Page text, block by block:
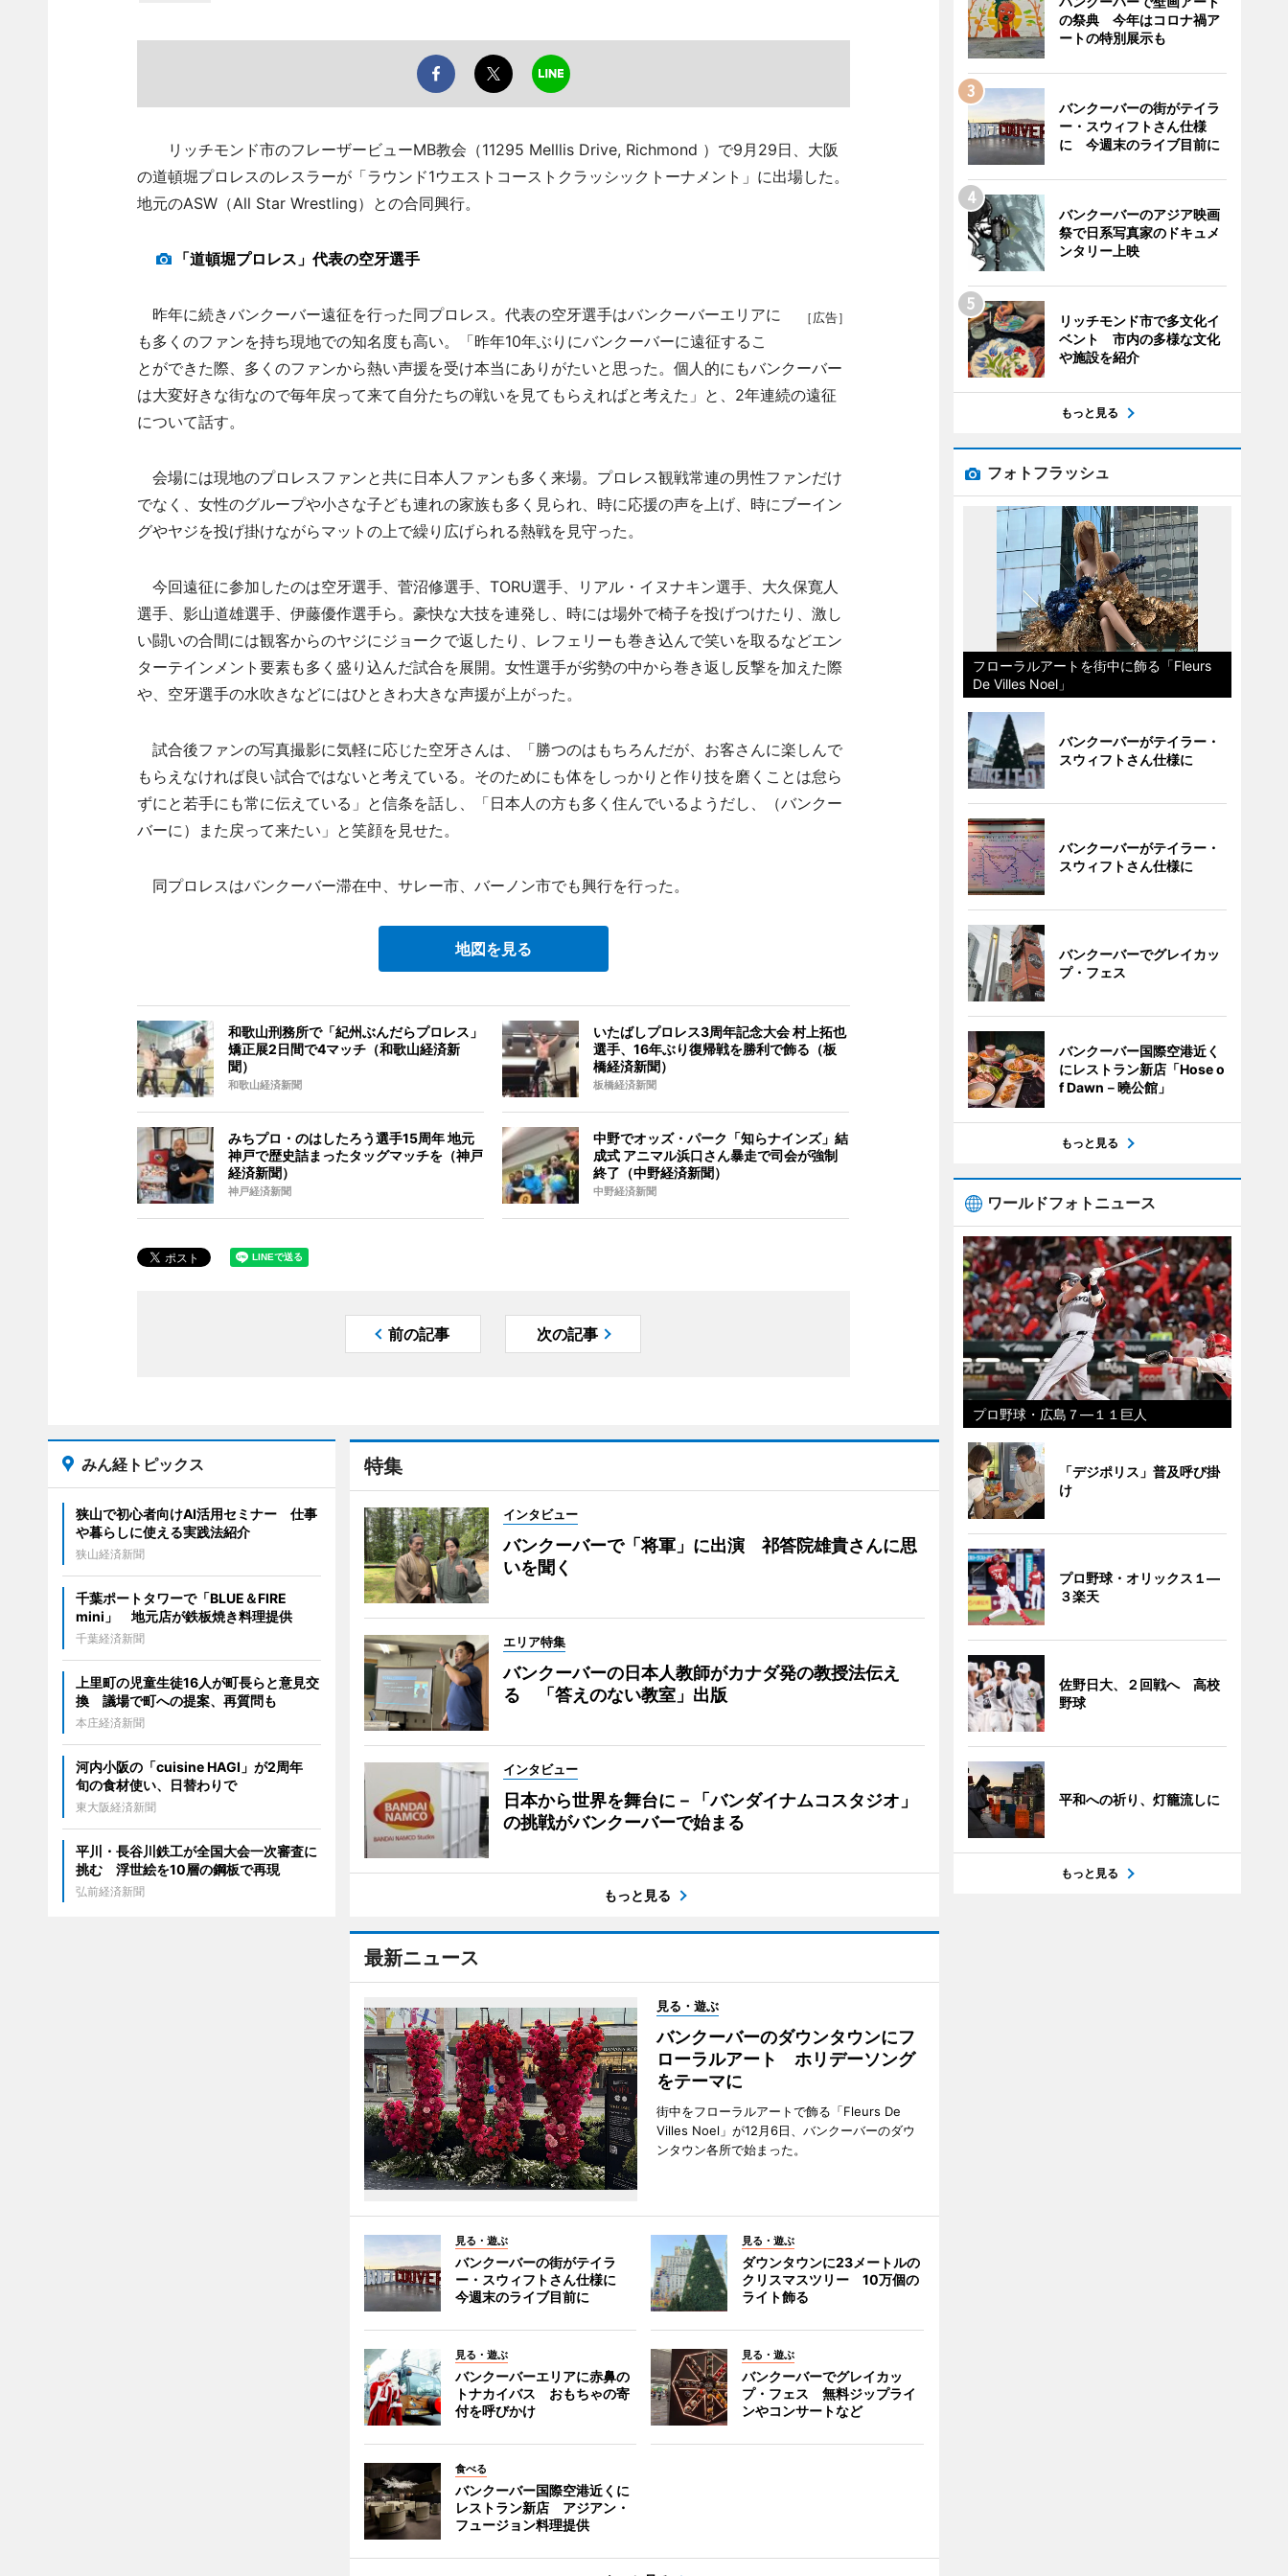
リッチモンド市のフレーザービューMB教会（11295 Melllis Drive, Richmond ）で9月29日、大阪
の道頓堀プロレスのレスラーが「ラウンド1ウエストコーストクラッシックトーナメント」に出場した。
地元のASW（All Star Wrestling）との合同興行。
「道頓堀プロレス」代表の空牙選手
［広告］
昨年に続きバンクーバー遠征を行った同プロレス。代表の空牙選手はバンクーバーエリアに
も多くのファンを持ち現地での知名度も高い。「昨年10年ぶりにバンクーバーに遠征するこ
とができた際、多くのファンから熱い声援を受け本当にありがたいと思った。個人的にもバンクーバー
は大変好きな街なので毎年戻って来て自分たちの戦いを見てもらえればと考えた」と、2年連続の遠征
について話す。
会場には現地のプロレスファンと共に日本人ファンも多く来場。プロレス観戦常連の男性ファンだけ
でなく、女性のグループや小さな子ども連れの家族も多く見られ、時に応援の声を上げ、時にブーイン
グやヤジを投げ掛けながらマットの上で繰り広げられる熱戦を見守った。
今回遠征に参加したのは空牙選手、菅沼修選手、TORU選手、リアル・イヌナキン選手、大久保寛人
選手、影山道雄選手、伊藤優作選手ら。豪快な大技を連発し、時には場外で椅子を投げつけたり、激し
い闘いの合間には観客からのヤジにジョークで返したり、レフェリーも巻き込んで笑いを取るなどエン
ターテインメント要素も多く盛り込んだ試合を展開。女性選手が劣勢の中から巻き返し反撃を加えた際
や、空牙選手の水吹きなどにはひときわ大きな声援が上がった。
試合後ファンの写真撮影に気軽に応じた空牙さんは、「勝つのはもちろんだが、お客さんに楽しんで
もらえなければ良い試合ではないと考えている。そのためにも体をしっかりと作り技を磨くことは怠ら
ずにと若手にも常に伝えている」と信条を話し、「日本人の方も多く住んでいるようだし、（バンクー
バーに）また戻って来たい」と笑顔を見せた。
同プロレスはバンクーバー滞在中、サレー市、バーノン市でも興行を行った。
地図を見る
和歌山刑務所で「紀州ぶんだらプロレス」
矯正展2日間で4マッチ（和歌山経済新
聞）
和歌山経済新聞
いたばしプロレス3周年記念大会 村上拓也
選手、16年ぶり復帰戦を勝利で飾る（板
橋経済新聞）
板橋経済新聞
みちプロ・のはしたろう選手15周年 地元
神戸で歴史詰まったタッグマッチを（神戸
経済新聞）
神戸経済新聞
中野でオッズ・パーク「知らナインズ」結
成式 アニマル浜口さん暴走で司会が強制
終了（中野経済新聞）
中野経済新聞
前の記事 次の記事
特集
インタビュー
バンクーバーで「将軍」に出演 祁答院雄貴さんに思
いを聞く
エリア特集
バンクーバーの日本人教師がカナダ発の教授法伝え
る 「答えのない教室」出版
インタビュー
日本から世界を舞台に－「バンダイナムコスタジオ」
の挑戦がバンクーバーで始まる
もっと見る
最新ニュース
見る・遊ぶ
バンクーバーのダウンタウンにフ
ローラルアート ホリデーソング
をテーマに
街中をフローラルアートで飾る「Fleurs De
Villes Noel」が12月6日、バンクーバーのダウ
ンタウン各所で始まった。
見る・遊ぶ
バンクーバーの街がテイラ
ー・スウィフトさん仕様に
今週末のライブ目前に
見る・遊ぶ
ダウンタウンに23メートルの
クリスマスツリー 10万個の
ライト飾る
見る・遊ぶ
バンクーバーエリアに赤鼻の
トナカイバス おもちゃの寄
付を呼びかけ
見る・遊ぶ
バンクーバーでグレイカッ
プ・フェス 無料ジップライ
ンやコンサートなど
食べる
バンクーバー国際空港近くに
レストラン新店 アジアン・
フュージョン料理提供
みん経トピックス
狭山で初心者向けAI活用セミナー 仕事
や暮らしに使える実践法紹介
狭山経済新聞
千葉ポートタワーで「BLUE＆FIRE
mini」 地元店が鉄板焼き料理提供
千葉経済新聞
上里町の児童生徒16人が町長らと意見交
換 議場で町への提案、再質問も
本庄経済新聞
河内小阪の「cuisine HAGI」が2周年
旬の食材使い、日替わりで
東大阪経済新聞
平川・長谷川鉄工が全国大会一次審査に
挑む 浮世絵を10層の鋼板で再現
弘前経済新聞
の祭典 今年はコロナ禍ア
ートの特別展示も
バンクーバーの街がテイラ
ー・スウィフトさん仕様
に 今週末のライブ目前に
バンクーバーのアジア映画
祭で日系写真家のドキュメ
ンタリー上映
リッチモンド市で多文化イ
ベント 市内の多様な文化
や施設を紹介
もっと見る
フォトフラッシュ
フローラルアートを街中に飾る「Fleurs
De Villes Noel」
バンクーバーがテイラー・
スウィフトさん仕様に
バンクーバーがテイラー・
スウィフトさん仕様に
バンクーバーでグレイカッ
プ・フェス
バンクーバー国際空港近く
にレストラン新店「Hose o
f Dawn－曉公館」
もっと見る
ワールドフォトニュース
プロ野球・広島７―１１巨人
「デジポリス」普及呼び掛
け
プロ野球・オリックス１―
３楽天
佐野日大、２回戦へ 高校
野球
平和への祈り、灯籠流しに
もっと見る